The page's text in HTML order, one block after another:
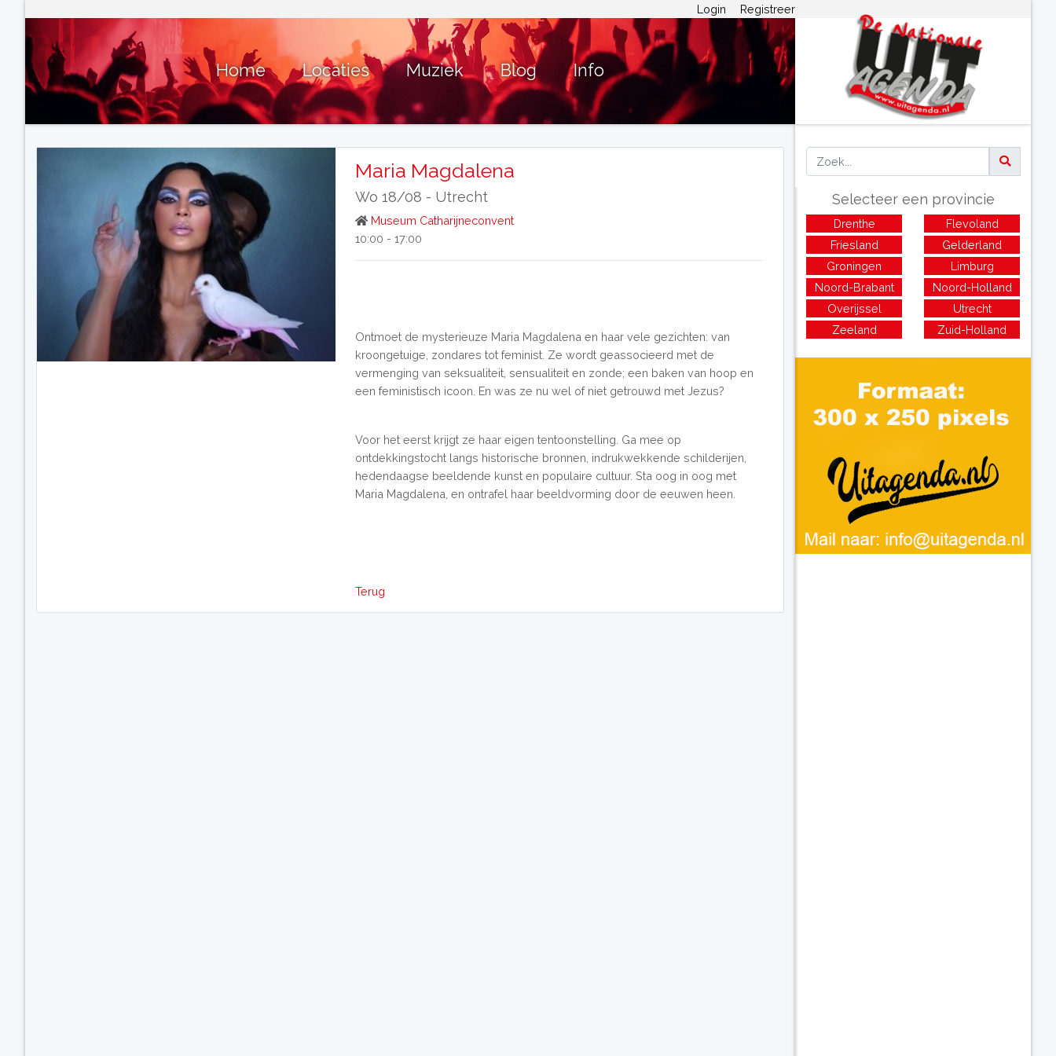
Login Registreer
Home Locaties Muziek Blog Info
Maria Magdalena
Wo 18/08 - Utrecht
Museum Catharijneconvent
10:00 - 17:00
Ontmoet de mysterieuze Maria Magdalena en haar vele gezichten: van
kroongetuige, zondares tot feminist. Ze wordt geassocieerd met de
vermenging van seksualiteit, sensualiteit en zonde; een baken van hoop en
een feministisch icoon. En was ze nu wel of niet getrouwd met Jezus?
Voor het eerst krijgt ze haar eigen tentoonstelling. Ga mee op
ontdekkingstocht langs historische bronnen, indrukwekkende schilderijen,
hedendaagse beeldende kunst en populaire cultuur. Sta oog in oog met
Maria Magdalena, en ontrafel haar beeldvorming door de eeuwen heen.
Terug
Selecteer een provincie
Drenthe
Flevoland
Friesland
Gelderland
Groningen
Limburg
Noord-Brabant
Noord-Holland
Overijssel
Utrecht
Zeeland
Zuid-Holland